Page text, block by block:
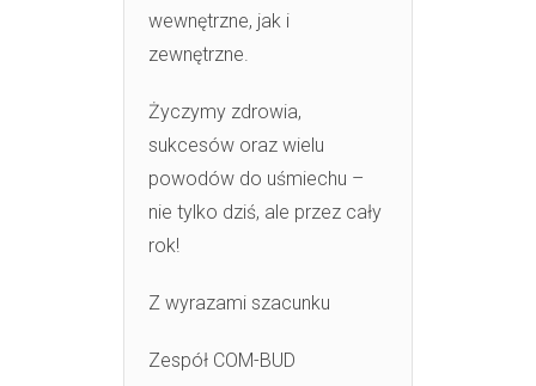
wewnętrzne, jak i
zewnętrzne.
Życzymy zdrowia,
sukcesów oraz wielu
powodów do uśmiechu –
nie tylko dziś, ale przez cały
rok!
Z wyrazami szacunku
Zespół COM-BUD